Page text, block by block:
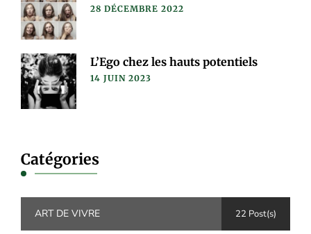
28 DÉCEMBRE 2022
L’Ego chez les hauts potentiels
14 JUIN 2023
Catégories
ART DE VIVRE 22 Post(s)